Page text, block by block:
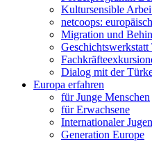
Kultursensible
netcoops:
Migration und
Geschichtswerkstatt
Dialog mit der
Europa erfahren
für Junge Menschen
für Erwachsene
Internationaler
Generation Europe